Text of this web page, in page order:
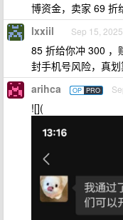
博资金，卖家 69 折
lxxiil Sep 15,
85 折给你冲 300 ，
封手机号风险，真
arihca OP PRO
![](